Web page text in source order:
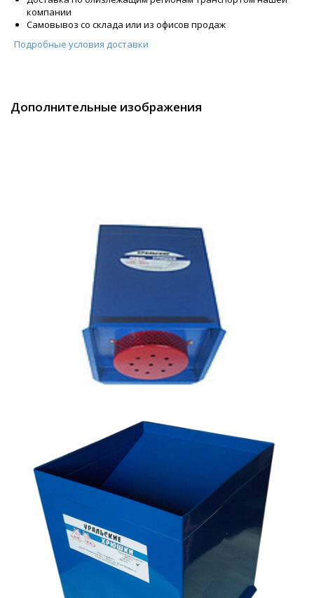
компании
Самовывоз со склада или из офисов продаж
Подробные условия доставки
Дополнительные изображения